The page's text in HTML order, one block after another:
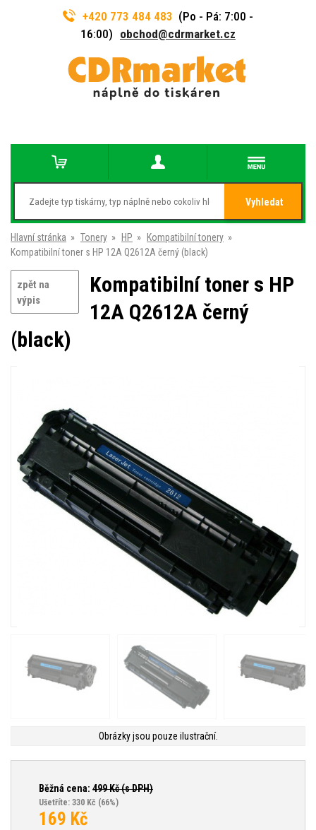
+420 773 484 483 (Po - Pá: 7:00 -
16:00) obchod@cdrmarket.cz
Vyhledat
Hlavní stránka » Tonery » HP » Kompatibilní tonery »
Kompatibilní toner s HP 12A Q2612A černý (black)
zpět na
výpis
Kompatibilní toner s HP
12A Q2612A černý
(black)
Obrázky jsou pouze ilustrační.
Běžná cena: 499Kč (s DPH)
Ušetříte: 330 Kč (66%)
169 Kč